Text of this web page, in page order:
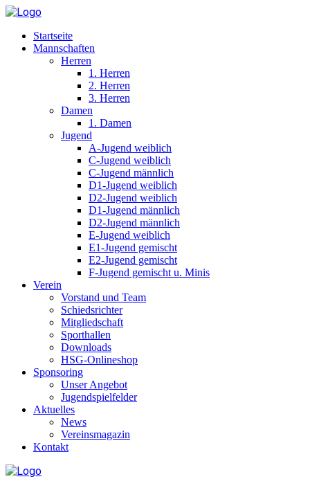
Startseite
Mannschaften
Herren
1. Herren
2. Herren
3. Herren
Damen
1. Damen
Jugend
A-Jugend weiblich
C-Jugend weiblich
C-Jugend männlich
D1-Jugend weiblich
D2-Jugend weiblich
D1-Jugend männlich
D2-Jugend männlich
E-Jugend weiblich
E1-Jugend gemischt
E2-Jugend gemischt
F-Jugend gemischt u. Minis
Verein
Vorstand und Team
Schiedsrichter
Mitgliedschaft
Sporthallen
Downloads
HSG-Onlineshop
Sponsoring
Unser Angebot
Jugendspielfelder
Aktuelles
News
Vereinsmagazin
Kontakt